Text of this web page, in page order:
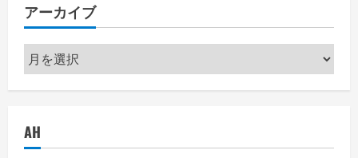
アーカイブ
ア
ー
ブ
AH